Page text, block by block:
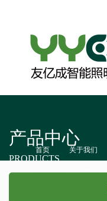
首页 关于我们
技术服务 新闻
产品中心
PRODUCTS